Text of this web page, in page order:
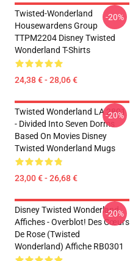
Twisted-Wonderland
Housewardens Group
TTPM2204 Disney Twisted
Wonderland T-Shirts
24,38 € - 28,06 €
-20%
Twisted Wonderland LA 2801
- Divided Into Seven Dorms
Based On Movies Disney
Twisted Wonderland Mugs
23,00 € - 26,68 €
-20%
Disney Twisted Wonderland
Affiches - Overblot! Des Cœurs
De Rose (Twisted
Wonderland) Affiche RB0301
-20%